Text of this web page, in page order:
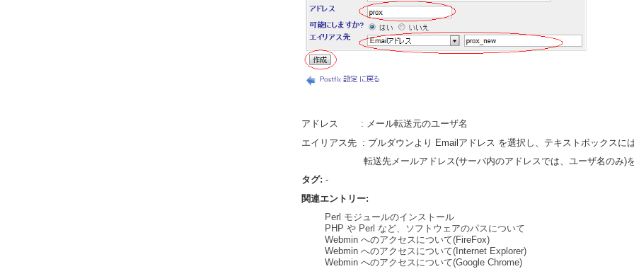
アドレス : メール転送元のユーザ名
エイリアス先 : プルダウンより Emailアドレス を選択し、テキストボックスに
転送先メールアドレス(サーバ内のアドレスでは、ユーザ名のみ)を
タグ: -
関連エントリー:
Perl モジュールのインストール
PHP や Perl など、ソフトウェアのパスについて
Webmin へのアクセスについて(FireFox)
Webmin へのアクセスについて(Internet Explorer)
Webmin へのアクセスについて(Google Chrome)